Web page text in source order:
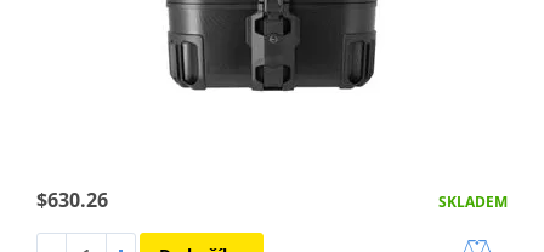
$630.26 SKLADEM